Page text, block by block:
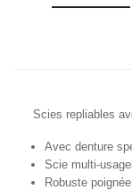
Scies repliables
Avec denture
Scie multi-
Robuste